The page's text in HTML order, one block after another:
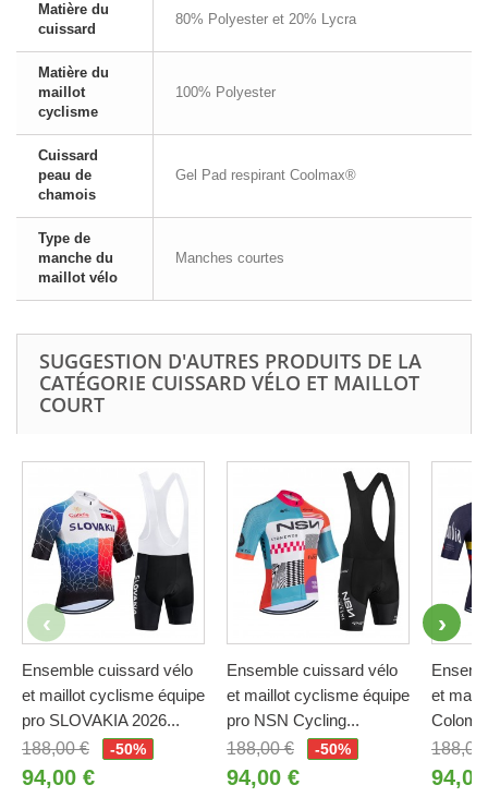
Matière du
cuissard
80% Polyester et 20% Lycra
Matière du
maillot
cyclisme
100% Polyester
Cuissard
peau de
chamois
Gel Pad respirant Coolmax®
Type de
manche du
maillot vélo
Manches courtes
SUGGESTION D'AUTRES PRODUITS DE LA
CATÉGORIE CUISSARD VÉLO ET MAILLOT
COURT
Ensemble cuissard vélo
et maillot cyclisme équipe
pro SLOVAKIA 2026...
188,00 €
-50%
94,00 €
Ensemble cuissard vélo
et maillot cyclisme équipe
pro NSN Cycling...
188,00 €
-50%
94,00 €
et
188,00